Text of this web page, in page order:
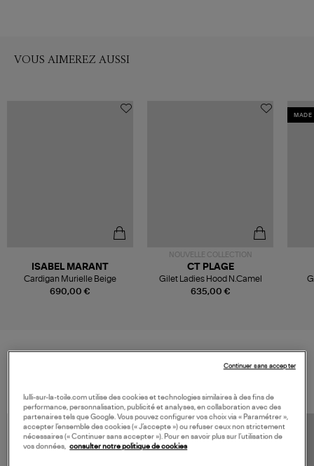
VOUS AIMEREZ AUSSI
690,00 €
ISABEL MARANT
Cardigan Murielle Beige
NOUVELLE COLLECTION
635,00 €
CT PLAGE
Gilet Ladies Hood N.Camel
MADE
lulli-sur-la-toile.com utilise des cookies et technologies similaires à des fins de
performance, personnalisation, publicité et analyses, en collaboration avec des
partenaires tels que Google. Vous pouvez configurer vos choix via « Paramétrer »,
accepter l’ensemble des cookies (« J’accepte ») ou refuser ceux non strictement
nécessaires (« Continuer sans accepter »). Pour en savoir plus sur l’utilisation de
vos données,
consulter notre politique de cookies
Continuer sans accepter